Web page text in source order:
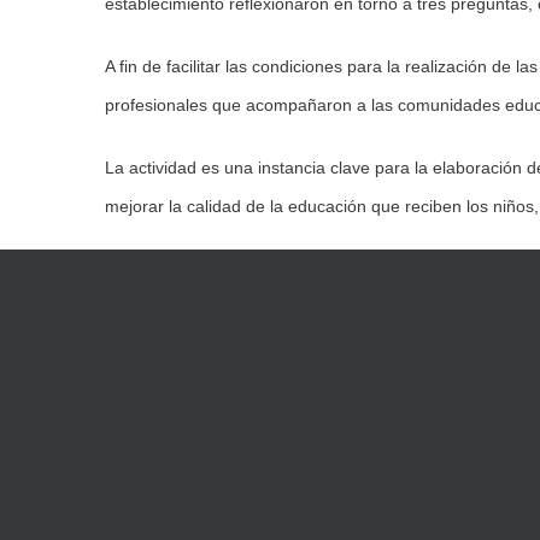
A fin de facilitar las condiciones para la realización de
profesionales que acompañaron a las comunidades
La actividad es una instancia clave para la elaboración
mejorar la calidad de la educación que reciben los